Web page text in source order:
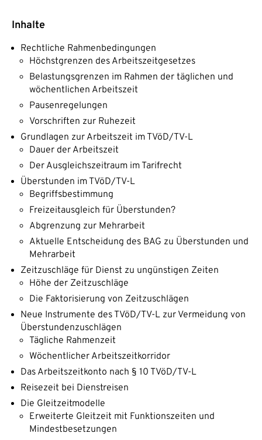
Inhalte
Rechtliche Rahmenbedingungen
Höchstgrenzen des Arbeitszeitgesetzes
Belastungsgrenzen im Rahmen der täglichen und
wöchentlichen Arbeitszeit
Pausenregelungen
Vorschriften zur Ruhezeit
Grundlagen zur Arbeitszeit im TVöD/TV-L
Dauer der Arbeitszeit
Der Ausgleichszeitraum im Tarifrecht
Überstunden im TVöD/TV-L
Begriffsbestimmung
Freizeitausgleich für Überstunden?
Abgrenzung zur Mehrarbeit
Aktuelle Entscheidung des BAG zu Überstunden und
Mehrarbeit
Zeitzuschläge für Dienst zu ungünstigen Zeiten
Höhe der Zeitzuschläge
Die Faktorisierung von Zeitzuschlägen
Neue Instrumente des TVöD/TV-L zur Vermeidung von
Überstundenzuschlägen
Tägliche Rahmenzeit
Wöchentlicher Arbeitszeitkorridor
Das Arbeitszeitkonto nach § 10 TVöD/TV-L
Reisezeit bei Dienstreisen
Die Gleitzeitmodelle
Erweiterte Gleitzeit mit Funktionszeiten und
Mindestbesetzungen